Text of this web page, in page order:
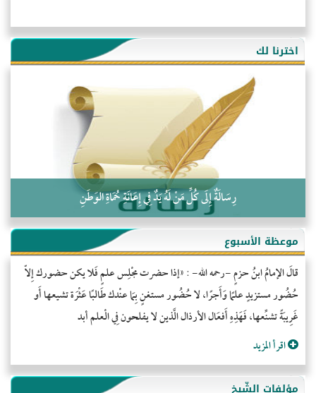
هذه سبيلنا فماذا تنقمون؟!
أُسُـسُ بَـيْـتِ الـمُسْـلِمِ
التَّعْلِيمُ القُرْآنِي
كلمة إلى إخواني السلفيين في الجزائر
اخترنا لك
رِسَالَةٌ إِلَى كُلِّ مَنْ لَهُ يَدٌ فِي إِعَانَةِ حُمَاةِ الوَطَنِ
موعظة الأسبوع
قالَ الإمامُ ابنُ حزمٍ -رحمه الله- : «إذا حضرت مجْلِس علمٍ فَلا يكن حضورك إِلاّ
حُضُور مستزيدٍ علمًا وَأَجرًا، لا حُضُور مستغنٍ بِمَا عنْدك طَالبًا عَثْرَة تشيعها أَو
غَرِيبَةً تشنِّعها، فَهَذِهِ أَفعَال الأرذال الَّذين لا يفلحون فِي الْعلم أبد
اقرأ المزيد
مؤلفات الشّيخ